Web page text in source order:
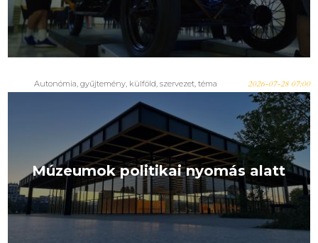
Autonómia, gyűjtemény, külföld, szervezet, téma 2026-07-28 07:00
Múzeumok politikai nyomás alatt